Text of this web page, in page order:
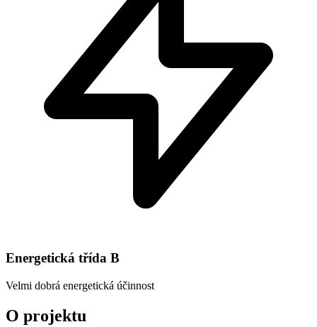
Energetická třída B
Velmi dobrá energetická účinnost
O projektu